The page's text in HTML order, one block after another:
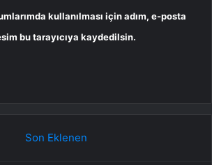
kullanılması için adım, e-posta
bu tarayıcıya kaydedilsin.
Son Eklenen